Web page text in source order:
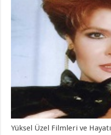
Yüksel Üzel Filmleri ve Hayatı